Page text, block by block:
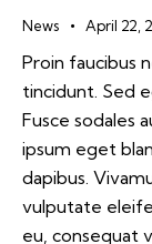
News April 22,
Proin faucibus
tincidunt. Sed
Fusce sodales
ipsum eget
dapibus.
vulputate
eu, consequat